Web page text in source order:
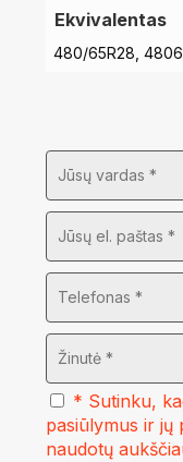
Ekvivalentas
480/65R28,
* Sutinku,
pasiūlymus ir jų
naudotų